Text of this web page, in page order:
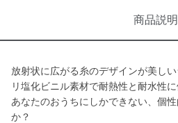
商品説明
放射状に広がる糸のデザインが美し
リ塩化ビニル素材で耐熱性と耐水性
あなたのおうちにしかできない、個
か？